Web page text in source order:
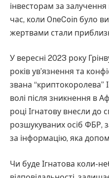
інвесторам за
час, коли OneCoin було
жертвами стали
У вересні 2023 року
років ув’язнення та
звана “криптокоролева”
волі після зникнення в
році Ігнатову внесли до
розшукуваних осіб ФБР,
за інформацію, яка
Чи буде Ігнатова коли-